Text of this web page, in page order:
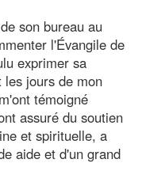
son bureau au
l'Évangile de
exprimer sa
les jours de mon
témoigné
assuré du soutien
et spirituelle, a
aide et d'un grand